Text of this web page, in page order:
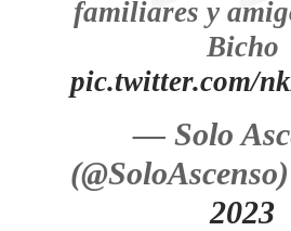
familiares y
Bicho
pic.twitter.com/
— Solo
2023